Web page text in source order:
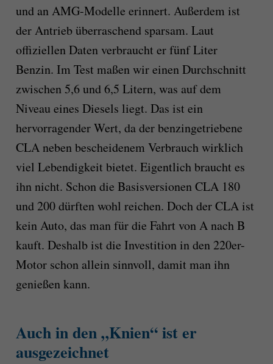
und an AMG-Modelle erinnert. Außerdem ist
der Antrieb überraschend sparsam. Laut
offiziellen Daten verbraucht er fünf Liter
Benzin. Im Test maßen wir einen Durchschnitt
zwischen 5,6 und 6,5 Litern, was auf dem
Niveau eines Diesels liegt. Das ist ein
hervorragender Wert, da der benzingetriebene
CLA neben bescheidenem Verbrauch wirklich
viel Lebendigkeit bietet. Eigentlich braucht es
ihn nicht. Schon die Basisversionen CLA 180
und 200 dürften wohl reichen. Doch der CLA ist
kein Auto, das man für die Fahrt von A nach B
kauft. Deshalb ist die Investition in den 220er-
Motor schon allein sinnvoll, damit man ihn
genießen kann.
Auch in den „Knien“ ist er
ausgezeichnet